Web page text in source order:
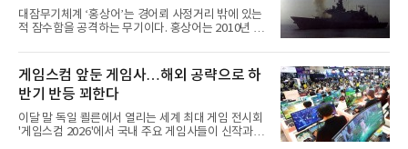
대잠무기체계 ‘홍상어’는 경어뢰 사정거리 밖에 있는
적 잠수함을 공격하는 무기이다. 홍상어는 2010년 넥
이뤄졌다. 이후 2012년 한국형 구축함(KDX-1) 이상
의 함정에 실전 배치됐다.그해 7월 해군은 동해상에서
성능 검증을 위해 홍상어 시험발사를 실시했다. 이때
홍상어가 목표 지점에서 입수한 후 표적을 타격하지
못하고 물속에서 멈춰버리는 예상 밖의 일이 벌어졌
다. 2차 품질확인 사격 시험에서도 만족스러운 결과를
얻지 못했다. 완벽한 신뢰성 확보를 위해 LIG넥스원은
게임스컴 앞둔 게임사…해외 공략으로 하
반기 반등 꾀한다
이달 말 독일 쾰른에서 열리는 세계 최대 게임 전시회
'게임스컴 2026'에서 국내 주요 게임사들이 신작과 글